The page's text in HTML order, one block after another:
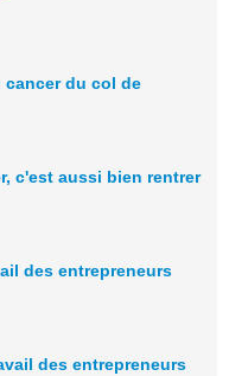
cancer du col de
c'est aussi bien rentrer
des entrepreneurs
des entrepreneurs